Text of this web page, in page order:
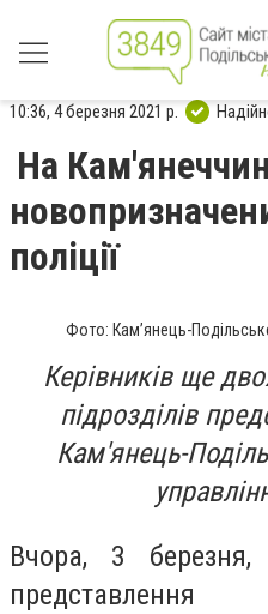
10:36, 4 березня 2021 р.
На
поліції
Фото: Кам’янець-
Керівників ще
підрозділів
Кам'янець-
Вчора, 3 березня,
представлення